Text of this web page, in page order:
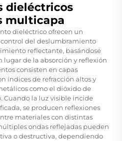
dieléctricos
multicapa
dieléctrico ofrecen un
del deslumbramiento
reflectante, basándose
de la absorción y reflexión
consisten en capas
índices de refracción altos y
como el dióxido de
Cuando la luz visible incide
se producen reflexiones
materiales con distintas
ondas reflejadas pueden
o destructiva, dependiendo